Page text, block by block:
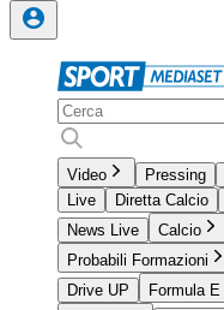
Video Pressing
Live
Diretta Calcio
News Live
Calcio
Probabili Formazioni
Drive UP
Formula E